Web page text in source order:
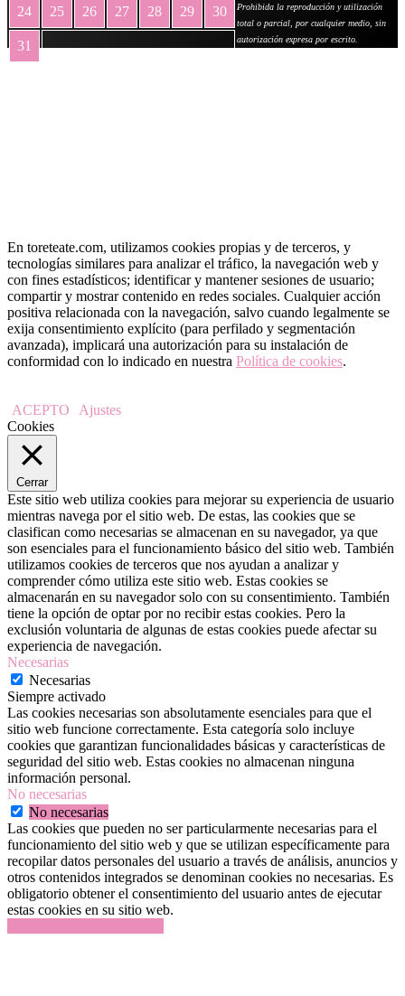
24 25 26 27 28 29 30
31
Prohibida la reproducción y utilización
total o parcial, por cualquier medio, sin
autorización expresa por escrito.
En toreteate.com, utilizamos cookies propias y de terceros, y
tecnologías similares para analizar el tráfico, la navegación web y
con fines estadísticos; identificar y mantener sesiones de usuario;
compartir y mostrar contenido en redes sociales. Cualquier acción
positiva relacionada con la navegación, salvo cuando legalmente se
exija consentimiento explícito (para perfilado y segmentación
avanzada), implicará una autorización para su instalación de
conformidad con lo indicado en nuestra Política de cookies.
ACEPTO
Ajustes
Cookies
Cerrar
Este sitio web utiliza cookies para mejorar su experiencia de usuario
mientras navega por el sitio web. De estas, las cookies que se
clasifican como necesarias se almacenan en su navegador, ya que
son esenciales para el funcionamiento básico del sitio web. También
utilizamos cookies de terceros que nos ayudan a analizar y
comprender cómo utiliza este sitio web. Estas cookies se
almacenarán en su navegador solo con su consentimiento. También
tiene la opción de optar por no recibir estas cookies. Pero la
exclusión voluntaria de algunas de estas cookies puede afectar su
experiencia de navegación.
Necesarias
Necesarias
Siempre activado
Las cookies necesarias son absolutamente esenciales para que el
sitio web funcione correctamente. Esta categoría solo incluye
cookies que garantizan funcionalidades básicas y características de
seguridad del sitio web. Estas cookies no almacenan ninguna
información personal.
No necesarias
No necesarias
Las cookies que pueden no ser particularmente necesarias para el
funcionamiento del sitio web y que se utilizan específicamente para
recopilar datos personales del usuario a través de análisis, anuncios y
otros contenidos integrados se denominan cookies no necesarias. Es
obligatorio obtener el consentimiento del usuario antes de ejecutar
estas cookies en su sitio web.